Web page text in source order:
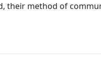
their method of